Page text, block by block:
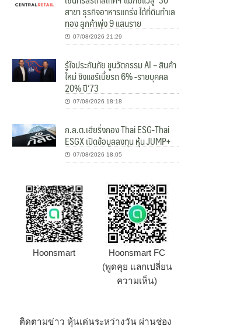
สาขา ธุรกิจอาหารแกร่ง ได้ที่ดินทำเล
ทอง ลูกค้าพุ่ง 9 แสนราย
07/08/2026 21:29
รู้ใจประกันภัย ชูนวัตกรรม AI – สินค้า
ใหม่ ชิงแชร์เบี้ยรถ 6% -รายบุคคล
20% ปี’73
07/08/2026 18:18
ก.ล.ต.เฮียริ่งกอง Thai ESG-Thai
ESGX เปิดข้อมูลลงทุน หุ้น JUMP+
07/08/2026 18:05
Hoonsmart
Hoonsmart FC
(พูดคุย แลกเปลี่ยน
ความเห็น)
ติดตามข่าว หุ้นเด่นระหว่างวัน ผ่านช่อง